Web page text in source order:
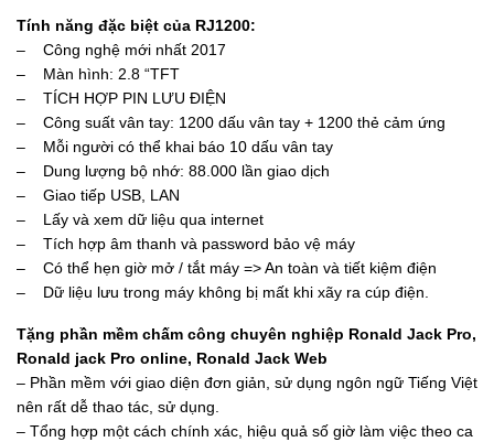
Tính năng đặc biệt của RJ1200:
– Công nghệ mới nhất 2017
– Màn hình: 2.8 “TFT
– TÍCH HỢP PIN LƯU ĐIỆN
– Công suất vân tay: 1200 dấu vân tay + 1200 thẻ cảm ứng
– Mỗi người có thể khai báo 10 dấu vân tay
– Dung lượng bộ nhớ: 88.000 lần giao dịch
– Giao tiếp USB, LAN
– Lấy và xem dữ liệu qua internet
– Tích hợp âm thanh và password bảo vệ máy
– Có thể hẹn giờ mở / tắt máy => An toàn và tiết kiệm điện
– Dữ liệu lưu trong máy không bị mất khi xãy ra cúp điện.
Tặng phần mềm chấm công chuyên nghiệp Ronald Jack Pro,
Ronald jack Pro online, Ronald Jack Web
– Phần mềm với giao diện đơn giản, sử dụng ngôn ngữ Tiếng Việt
nên rất dễ thao tác, sử dụng.
– Tổng hợp một cách chính xác, hiệu quả số giờ làm việc theo ca